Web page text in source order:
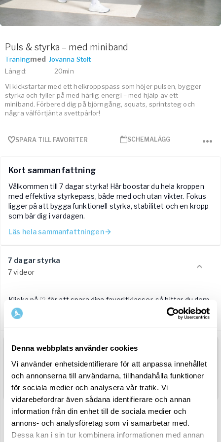
Denna webbplats använder cookies
Vi använder enhetsidentifierare för att anpassa innehållet
och annonserna till användarna, tillhandahålla funktioner
för sociala medier och analysera vår trafik. Vi
vidarebefordrar även sådana identifierare och annan
information från din enhet till de sociala medier och
annons- och analysföretag som vi samarbetar med.
Dessa kan i sin tur kombinera informationen med annan
Puls & styrka – med miniband
Vi kickstartar med ett helkroppspass som höjer pulsen, bygger
styrka och fyller på med härlig energi – med hjälp av ett
miniband. Förbered dig på björngång, squats, sprintsteg och
några välförtjänta svettpärlor!
Träningmed Jovanna Stolt
Längd: 20min
SPARA TILL FAVORITER SCHEMALÄGG
Kort sammanfattning
Välkommen till 7 dagar styrka! Här boostar du hela kroppen
med effektiva styrkepass, både med och utan vikter. Fokus
ligger på att bygga funktionell styrka, stabilitet och en kropp
som bär dig i vardagen.
Läs hela sammanfattningen
7 dagar styrka
7 videor
Klicka på ♡ för att spara dina favoritklasser, så hittar du dem
enkelt när utmaningen är slut.
Dag 1
1
Puls & styrka – med miniband
min
Dag 2
2
Tabata – hard core & puls